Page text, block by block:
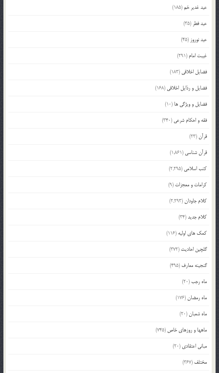
عید غدیر خم(185)
عید فطر (35)
عید نوروز (45)
غیبت امام (291)
فضایل اخلاقی (183)
فضایل و رذایل اخلاقی (168)
فضایل و ویژگی ها (10)
فقه و احکام شرعی (340)
قرآن(23)
قرآن شناسی (1,861)
کتب اسلامی (2,295)
کرامات و معجزات (9)
کلام جاودان(2,293)
کلام جدید(34)
کمک های اولیه (116)
گلچین احادیث (372)
گنجینه معارف (495)
ماه رجب(20)
ماه رمضان(176)
ماه شعبان(20)
ماهها و روزهای خاص (745)
مبانی اعتقادی (20)
مختلف (367)